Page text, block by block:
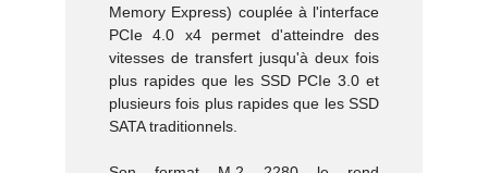
Memory Express) couplée à l'interface
PCIe 4.0 x4 permet d'atteindre des
vitesses de transfert jusqu'à deux fois
plus rapides que les SSD PCIe 3.0 et
plusieurs fois plus rapides que les SSD
SATA traditionnels.